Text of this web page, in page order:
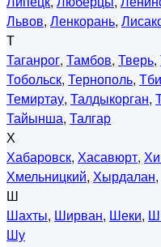
Львов, Ленкорань,
Т
Таганрог, Тамбов, Тверь,
Тобольск, Тернополь,
Темиртау, Талдыкорган,
Тайынша, Талгар
Х
Хабаровск, Хасавюрт,
Хмельницкий, Хырдалан,
Ш
Шахты, Ширван, Шеки,
Шу